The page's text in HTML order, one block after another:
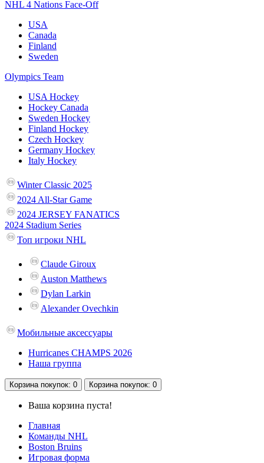
NHL 4 Nations Face-Off
USA
Canada
Finland
Sweden
Olympics Team
USA Hockey
Hockey Canada
Sweden Hockey
Finland Hockey
Czech Hockey
Germany Hockey
Italy Hockey
Winter Classic 2025
2024 All-Star Game
2024 JERSEY FANATICS
2024 Stadium Series
Топ игроки NHL
Claude Giroux
Auston Matthews
Dylan Larkin
Alexander Ovechkin
Мобильные аксессуары
Hurricanes CHAMPS 2026
Наша группа
Корзина покупок: 0 Корзина покупок: 0
Ваша корзина пуста!
Главная
Команды NHL
Boston Bruins
Игровая форма